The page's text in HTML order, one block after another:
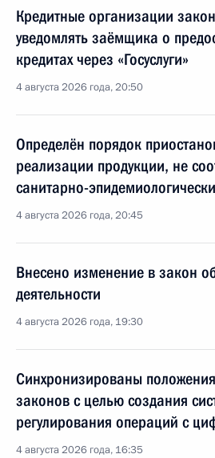
Кредитные организации
уведомлять заёмщика о
кредитах через «Госуслуги»
4 августа 2026 года, 20:50
Определён порядок
реализации продукции, не
санитарно-
4 августа 2026 года, 20:45
Внесено изменение в закон
деятельности
4 августа 2026 года, 19:30
Синхронизированы
законов с целью создания
регулирования операций с
4 августа 2026 года, 16:35